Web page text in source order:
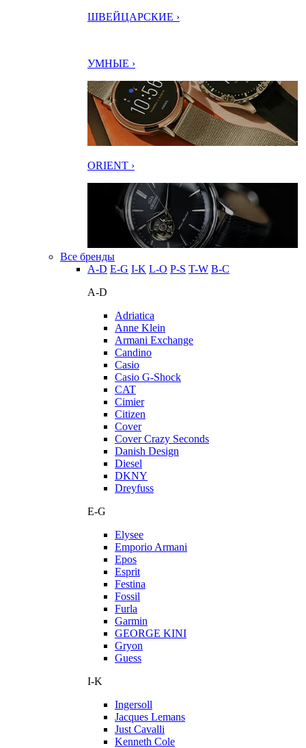
ШВЕЙЦАРСКИЕ ›
УМНЫЕ ›
ORIENT ›
Все бренды
A-D E-G I-K L-O P-S T-W В-С
A-D
Adriatica
Anne Klein
Armani Exchange
Candino
Casio
Casio G-Shock
CAT
Cimier
Citizen
Cover
Cover Crazy Seconds
Danish Design
Diesel
DKNY
Dreyfuss
E-G
Elysee
Emporio Armani
Epos
Esprit
Festina
Fossil
Furla
Garmin
GEORGE KINI
Gryon
Guess
I-K
Ingersoll
Jacques Lemans
Just Cavalli
Kenneth Cole